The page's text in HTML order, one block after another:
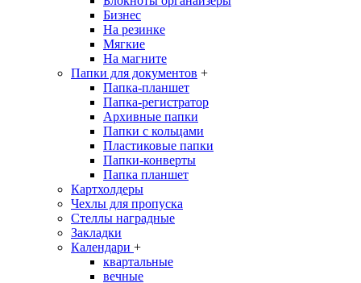
Бизнес
На резинке
Мягкие
На магните
Папки для документов +
Папка-планшет
Папка-регистратор
Архивные папки
Папки с кольцами
Пластиковые папки
Папки-конверты
Папка планшет
Картхолдеры
Чехлы для пропуска
Стеллы наградные
Закладки
Календари +
квартальные
вечные